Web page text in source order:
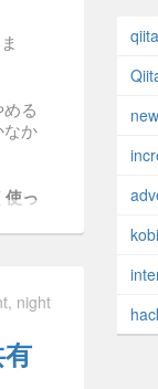
る
なか
っ
。
night